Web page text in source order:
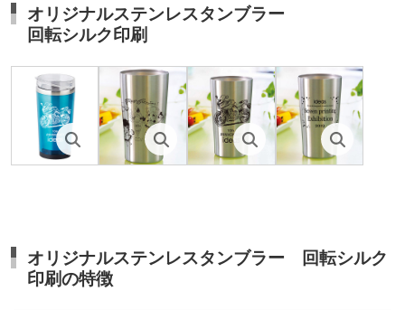
オリジナルステンレスタンブラー
回転シルク印刷
オリジナルステンレスタンブラー 回転シルク
印刷の特徴